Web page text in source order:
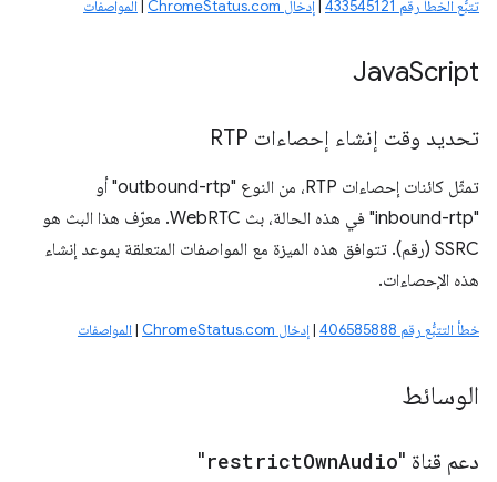
تتبُّع الخطأ رقم 433545121 |إدخال ChromeStatus.com |المواصفات
JavaScript
تحديد وقت إنشاء إحصاءات RTP
تمثّل كائنات إحصاءات RTP، من النوع "outbound-rtp" أو
"inbound-rtp" في هذه الحالة، بث WebRTC. معرّف هذا البث هو
SSRC (رقم). تتوافق هذه الميزة مع المواصفات المتعلقة بموعد إنشاء
هذه الإحصاءات.
خطأ التتبُّع رقم 406585888 |إدخال ChromeStatus.com |المواصفات
الوسائط
دعم قناة " restrictOwnAudio
"